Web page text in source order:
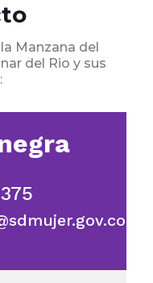
Manzana del
del Rio y sus